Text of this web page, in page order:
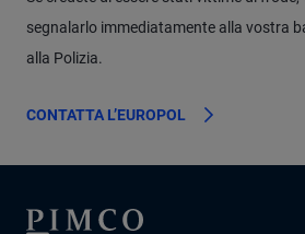
segnalarlo immediatamente alla vostra
alla Polizia.
CONTATTA L’EUROPOL